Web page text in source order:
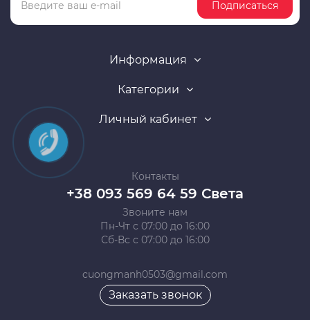
Подписаться
Информация
Категории
Личный кабинет
Контакты
+38 093 569 64 59 Света
Звоните нам
Пн-Чт с 07:00 до 16:00
Сб-Вс с 07:00 до 16:00
cuongmanh0503@gmail.com
Заказать звонок